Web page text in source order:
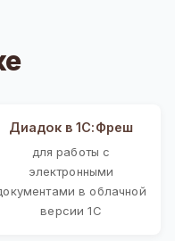
Диадок в 1С:Фреш
для работы с
электронными
в облачной
версии 1С